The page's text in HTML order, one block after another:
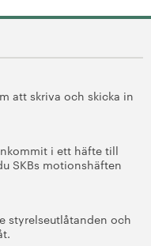
+
+
att skriva och skicka in
i ett häfte till
SKBs motionshäften
styrelseutlåtanden och